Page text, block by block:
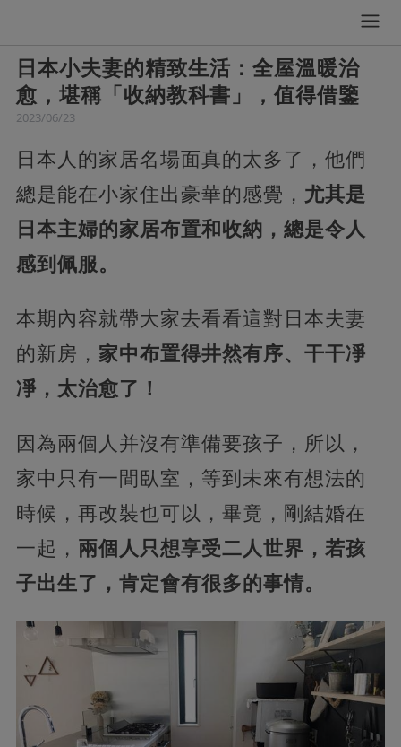
日本小夫妻的精致生活：全屋溫暖治
愈，堪稱「收納教科書」，值得借鑒
2023/06/23
日本人的家居名場面真的太多了，他們
總是能在小家住出豪華的感覺， 尤其是
日本主婦的家居布置和收納，總是令人
感到佩服。
本期內容就帶大家去看看這對日本夫妻
的新房， 家中布置得井然有序、干干凈
凈，太治愈了！
因為兩個人并沒有準備要孩子，所以，
家中只有一間臥室，等到未來有想法的
時候，再改裝也可以，畢竟，剛結婚在
一起， 兩個人只想享受二人世界，若孩
子出生了，肯定會有很多的事情。